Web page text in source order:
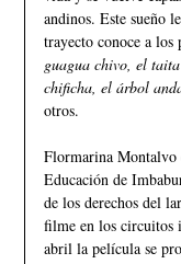
andinos. Este sueño
trayecto conoce a los
guagua chivo, el
chificha, el árbol
otros.
Flormarina Montalvo
Educación de
de los derechos del
filme en los circuitos
abril la película se